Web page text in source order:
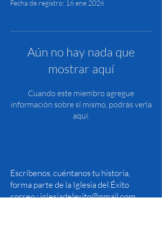
Fecha de registro: 16 ene 2026
Aún no hay nada que
mostrar aquí
Cuando este miembro agregue
información sobre sí mismo, podrás verla
aquí.
Escríbenos, cuéntanos tu historia,
forma parte de la Iglesia del Éxito
correo :iglesiadelexito@gmail.com